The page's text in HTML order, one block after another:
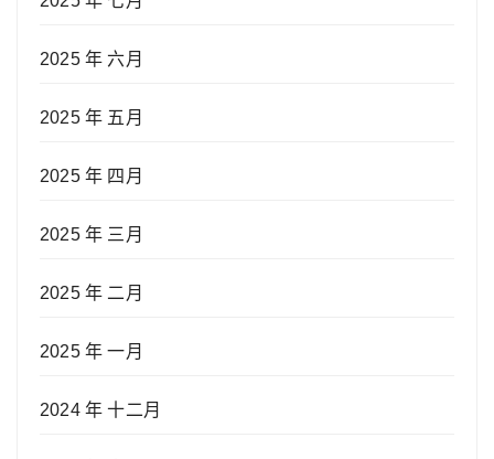
2025 年 六月
2025 年 五月
2025 年 四月
2025 年 三月
2025 年 二月
2025 年 一月
2024 年 十二月